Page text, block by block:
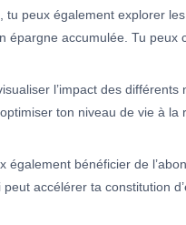
tu peux également explorer
épargne accumulée. Tu
l’impact des
ton niveau de vie à la
également bénéficier de
accélérer ta constitution